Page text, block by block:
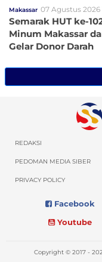
Makassar 07 Agustus 2026
Semarak HUT ke-
Minum Makassar
Gelar Donor Darah
REDAKSI
PEDOMAN MEDIA SIBER
PRIVACY POLICY
Facebook
Youtube
Copyright © 2017 -